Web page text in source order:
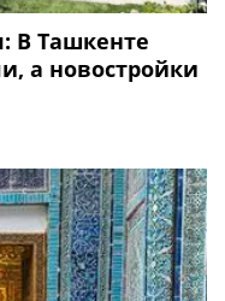
В Ташкенте
а новостройки